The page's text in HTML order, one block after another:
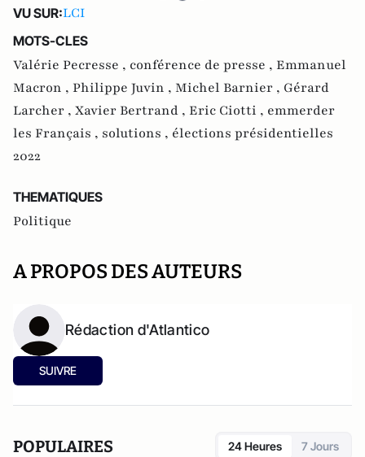
VU SUR:LCI
MOTS-CLES
Valérie Pecresse , conférence de presse , Emmanuel
Macron , Philippe Juvin , Michel Barnier , Gérard
Larcher , Xavier Bertrand , Eric Ciotti , emmerder
les Français , solutions , élections présidentielles
2022
THEMATIQUES
Politique
A PROPOS DES AUTEURS
Rédaction d'Atlantico
SUIVRE
POPULAIRES 24 Heures 7 Jours